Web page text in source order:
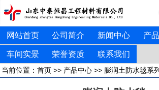
网站首页 公司简介 新闻中心 产
车间实景 荣誉资质 联系我们
当前位置： 首页 >> 产品中心 >> 膨润土防水毯系列